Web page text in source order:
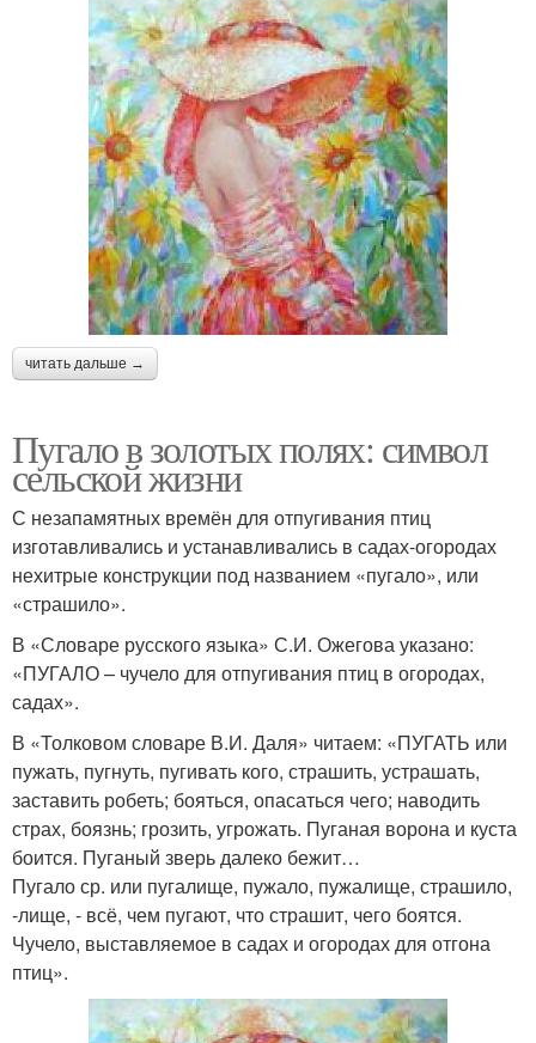
читать дальше →
Пугало в золотых полях: символ
сельской жизни
С незапамятных времён для отпугивания птиц
изготавливались и устанавливались в садах-огородах
нехитрые конструкции под названием «пугало», или
«страшило».
В «Словаре русского языка» С.И. Ожегова указано:
«ПУГАЛО – чучело для отпугивания птиц в огородах,
садах».
В «Толковом словаре В.И. Даля» читаем: «ПУГАТЬ или
пужать, пугнуть, пугивать кого, страшить, устрашать,
заставить робеть; бояться, опасаться чего; наводить
страх, боязнь; грозить, угрожать. Пуганая ворона и куста
боится. Пуганый зверь далеко бежит…
Пугало ср. или пугалище, пужало, пужалище, страшило,
-лище, - всё, чем пугают, что страшит, чего боятся.
Чучело, выставляемое в садах и огородах для отгона
птиц».